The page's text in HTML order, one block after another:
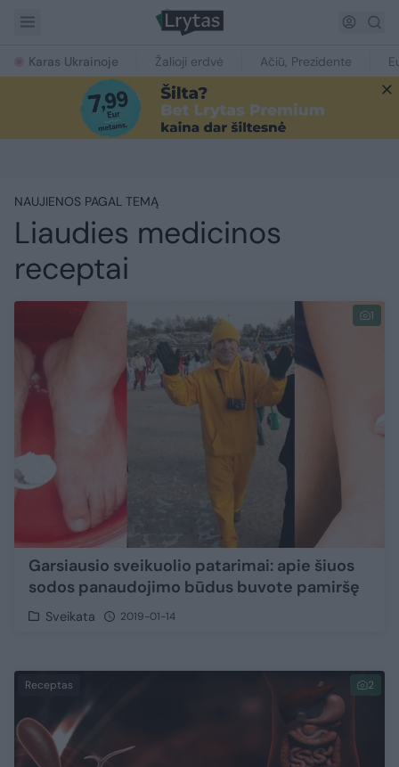
Karas Ukrainoje Žalioji erdvė Ačiū, Prezidente
NAUJIENOS PAGAL TEMĄ
Liaudies medicinos
receptai
1
Garsiausio sveikuolio patarimai: apie šiuos
sodos panaudojimo būdus buvote pamiršę
Sveikata 2019-01-14
Receptas 2